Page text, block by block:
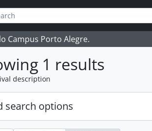
options
Campus Porto Alegre.
1 results
description
search options